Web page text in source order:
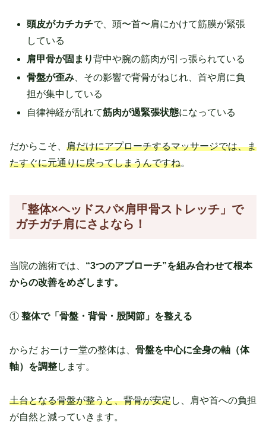
頭皮がカチカチで、頭〜首〜肩にかけて筋膜が緊張
している
肩甲骨が固まり背中や腕の筋肉が引っ張られている
骨盤が歪み 、その影響で背骨がねじれ、首や肩に負
担が集中している
自律神経が乱れて筋肉が過緊張状態になっている
だからこそ、 肩だけにアプローチするマッサージでは、ま
たすぐに元通りに戻ってしまうんですね。
「整体×ヘッドスパ×肩甲骨ストレッチ」で
ガチガチ肩にさよなら！
当院の施術では、 “3つのアプローチ”を組み合わせて根本
からの改善をめざします。
① 整体で「骨盤・背骨・股関節」を整える
からだ おーけー堂の整体は、 骨盤を中心に全身の軸（体
軸）を調整します。
土台となる骨盤が整うと、背骨が安定し、肩や首への負担
が自然と減っていきます。